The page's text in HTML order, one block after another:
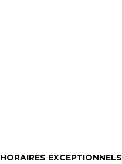
HORAIRES EXCEPTIONNELS